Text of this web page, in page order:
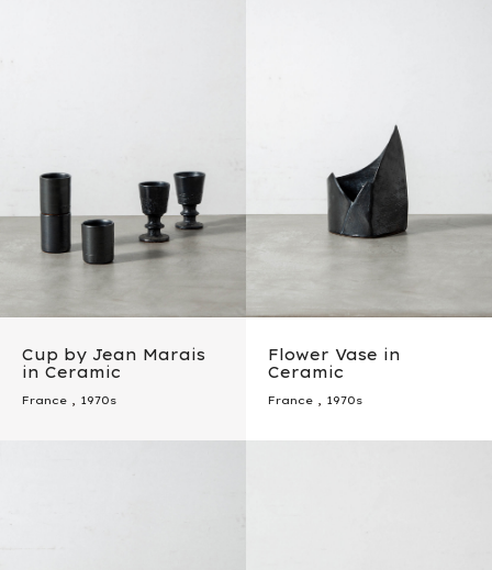
Cup by Jean Marais
in Ceramic
France , 1970s
Flower Vase in
Ceramic
France , 1970s